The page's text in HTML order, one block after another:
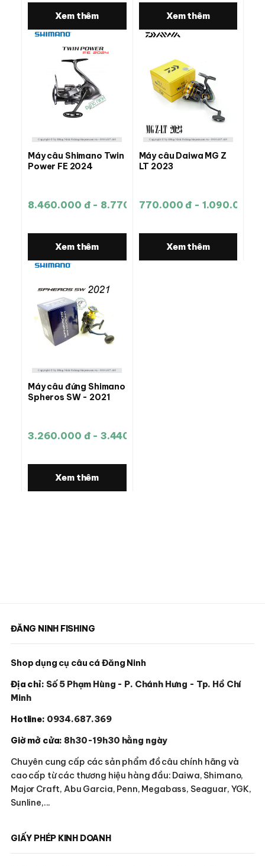
Xem thêm Xem thêm
Máy câu Shimano Twin
Power FE 2024
8.460.000 đ - 8.770.000 đ
Xem thêm
Máy câu Daiwa MG Z
LT 2023
770.000 đ - 1.090.000 đ
Xem thêm
Máy câu đứng Shimano
Spheros SW - 2021
3.260.000 đ - 3.440.000 đ
Xem thêm
ĐĂNG NINH FISHING
Shop dụng cụ câu cá Đăng Ninh
Địa chỉ: Số 5 Phạm Hùng - P. Chánh Hưng - Tp. Hồ Chí
Minh
Hotline: 0934.687.369
Giờ mở cửa: 8h30-19h30 hằng ngày
Chuyên cung cấp các sản phẩm đồ câu chính hãng và
cao cấp từ các thương hiệu hàng đầu: Daiwa, Shimano,
Major Craft, Abu Garcia, Penn, Megabass, Seaguar, YGK,
Sunline,...
GIẤY PHÉP KINH DOANH